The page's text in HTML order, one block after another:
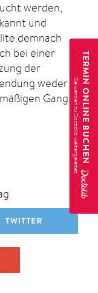
werden,
und
demnach
bei einer
der
weder
Gang
TERMIN ONLINE BUCHEN